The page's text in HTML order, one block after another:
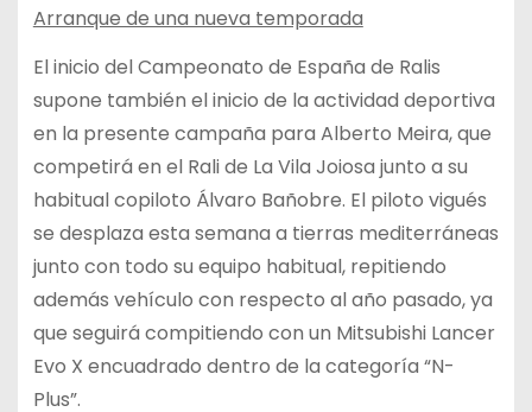
Arranque de una nueva temporada
El inicio del Campeonato de España de Ralis
supone también el inicio de la actividad deportiva
en la presente campaña para Alberto Meira, que
competirá en el Rali de La Vila Joiosa junto a su
habitual copiloto Álvaro Bañobre. El piloto vigués
se desplaza esta semana a tierras mediterráneas
junto con todo su equipo habitual, repitiendo
además vehículo con respecto al año pasado, ya
que seguirá compitiendo con un Mitsubishi Lancer
Evo X encuadrado dentro de la categoría “N-
Plus”.